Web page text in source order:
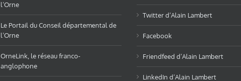
l’Orne
Le Portail du Conseil départemental de
l’Orne
OrneLink, le réseau franco-
anglophone
Twitter d’Alain Lambert
Facebook
Friendfeed d’Alain Lambert
LinkedIn d’Alain Lambert